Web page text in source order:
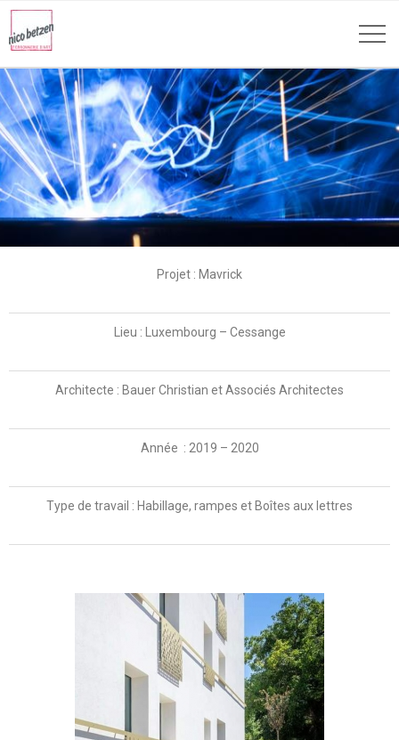
Projet : Mavrick
Lieu : Luxembourg – Cessange
Architecte : Bauer Christian et Associés Architectes
Année : 2019 – 2020
Type de travail : Habillage, rampes et Boîtes aux lettres